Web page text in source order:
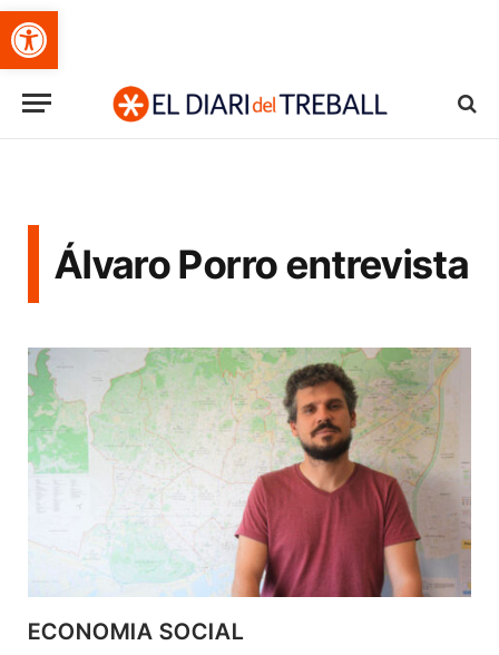
Obre la barra d'eines
Álvaro Porro entrevista
ECONOMIA SOCIAL